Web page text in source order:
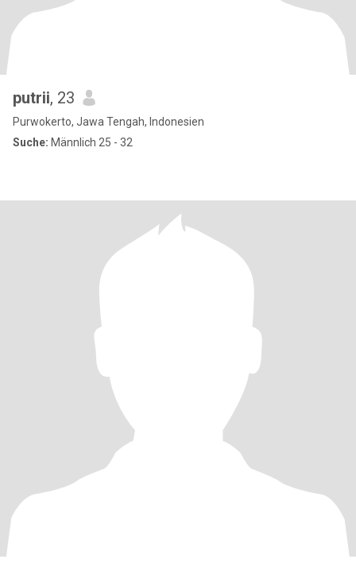
putrii, 23
Purwokerto, Jawa Tengah, Indonesien
Suche: Männlich 25 - 32